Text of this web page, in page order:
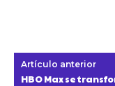
Artículo anterior
HBO Max se